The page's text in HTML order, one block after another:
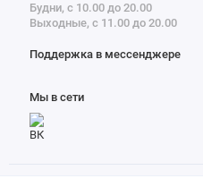
Будни, с 10.00 до 20.00
Выходные, с 11.00 до 20.00
Поддержка в мессенджере
Мы в сети